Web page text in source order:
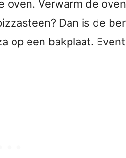
oven. Verwarm de
Dan is de
op een bakplaat.